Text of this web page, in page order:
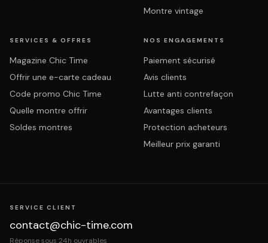
Montre vintage
SERVICES & OFFRES
Magazine Chic Time
Offrir une e-carte cadeau
Code promo Chic Time
Quelle montre offrir
Soldes montres
NOS ENGAGEMENTS
Paiement sécurisé
Avis clients
Lutte anti contrefaçon
Avantages clients
Protection acheteurs
Meilleur prix garanti
SERVICE CLIENT
contact@chic-time.com
Réponse sous 24h ouvrables